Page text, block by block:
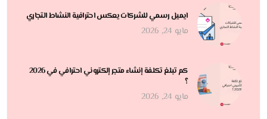
ايميل رسمي للشركات يعكس احترافية النشاط التجاري
مايو 24, 2026
كم تبلغ تكلفة إنشاء متجر إلكتروني احترافي في 2026
؟
مايو 24, 2026